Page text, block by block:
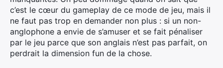
c’est le cœur du gameplay de ce mode de jeu, mais il
ne faut pas trop en demander non plus : si un non-
anglophone a envie de s’amuser et se fait pénaliser
par le jeu parce que son anglais n’est pas parfait, on
perdrait la dimension fun de la chose.
Rechercher
: